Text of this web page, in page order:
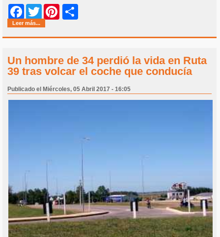
Facebook
Twitter Pinterest
Leer más...
Un hombre de 34 perdió la vida en Ruta
39 tras volcar el coche que conducía
Publicado el Miércoles, 05 Abril 2017 - 16:05